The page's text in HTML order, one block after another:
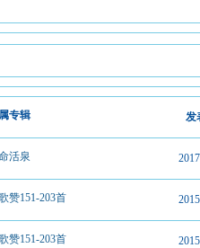
专辑 发
活泉
赞151-203首
赞151-203首